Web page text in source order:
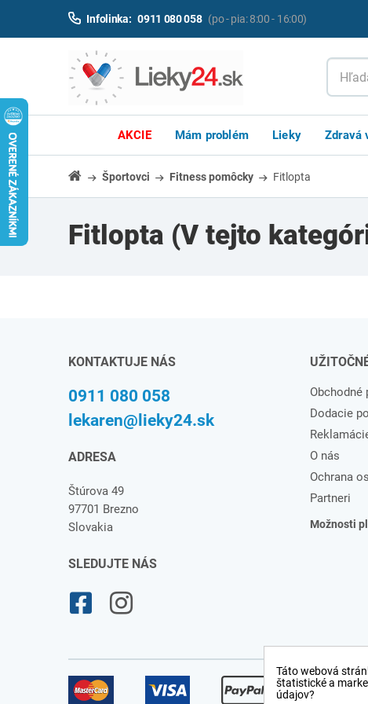
Infolinka: 0911 080 058 (po - pia: 8:00 - 16:00)
AKCIE Mám problém Lieky Zdravá
Športovci Fitness pomôcky Fitlopta
Fitlopta (V tejto
KONTAKTUJE NÁS
0911 080 058
lekaren@lieky24.sk
ADRESA
Štúrova 49
97701 Brezno
Slovakia
SLEDUJTE NÁS
Obchodné
Dodacie
O nás
Ochrana
Partneri
Možnosti
Táto webová
štatistické a
údajov?